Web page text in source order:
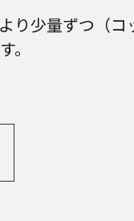
少量ずつ（
。